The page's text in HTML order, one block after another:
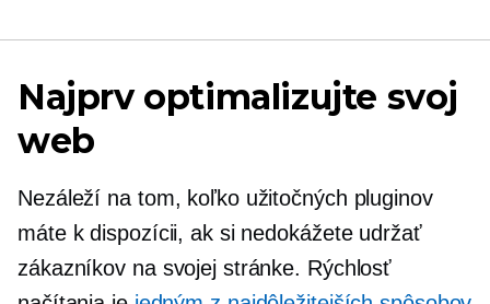
Najprv optimalizujte svoj
web
Nezáleží na tom, koľko užitočných pluginov
máte k dispozícii, ak si nedokážete udržať
zákazníkov na svojej stránke. Rýchlosť